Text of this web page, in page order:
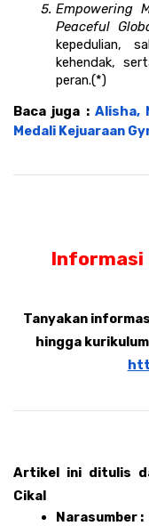
Empowering
Peaceful
kepedulian,
kehendak,
peran.(*)
Baca juga : Alisha,
Medali Kejuaraan
Informasi
Tanyakan
hingga
Artikel ini ditulis
Cikal
Narasumber :